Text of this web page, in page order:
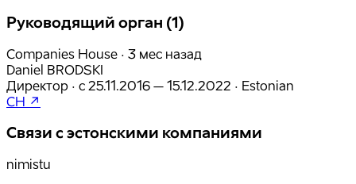
Руководящий орган (1)
Companies House · 3 мес назад
Daniel BRODSKI
Директор · с 25.11.2016 – 15.12.2022 · Estonian
CH ↗
Связи с эстонскими компаниями
nimistu